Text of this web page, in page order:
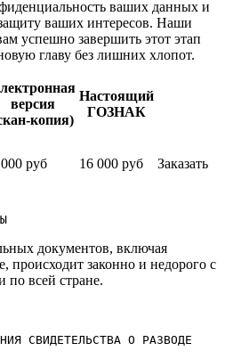
ваших данных и
ваших интересов. Наши
успешно завершить этот этап
главу без лишних хлопот.
версия
копия)
Настоящий
ГОЗНАК
руб 16 000 руб Заказать
документов, включая
происходит законно и недорого с
по всей стране.​
СВИДЕТЕЛЬСТВА О РАЗВОДЕ